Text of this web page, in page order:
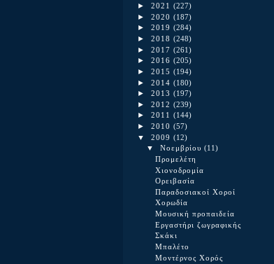
► 2021 (227)
► 2020 (187)
► 2019 (284)
► 2018 (248)
► 2017 (261)
► 2016 (205)
► 2015 (194)
► 2014 (180)
► 2013 (197)
► 2012 (239)
► 2011 (144)
► 2010 (57)
▼ 2009 (12)
▼ Νοεμβρίου (11)
Προμελέτη
Χιονοδρομία
Ορειβασία
Παραδοσιακοί Χοροί
Χορωδία
Mουσική προπαιδεία
Εργαστήρι ζωγραφικής
Σκάκι
Μπαλέτο
Μοντέρνος Χορός